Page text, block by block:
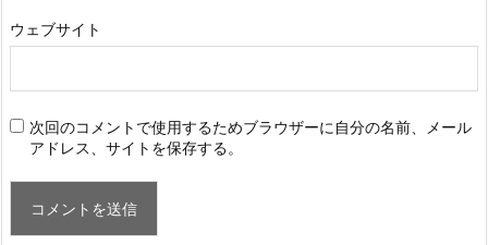
ウェブサイト
次回のコメントで使用するためブラウザーに自分の名前、メール
アドレス、サイトを保存する。